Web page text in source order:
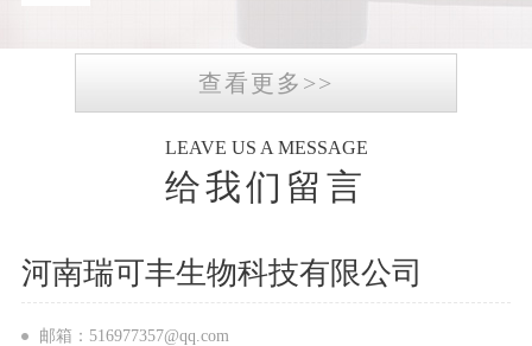
查看更多>>
LEAVE US A MESSAGE
给我们留言
河南瑞可丰生物科技有限公司
邮箱：516977357@qq.com